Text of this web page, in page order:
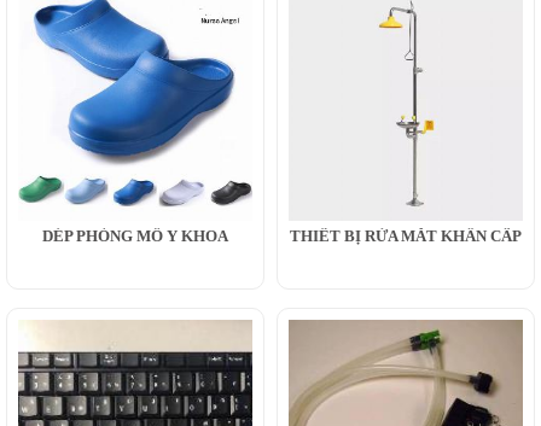
DÉP PHÒNG MỔ Y KHOA THIẾT BỊ RỬA MẮT KHẨN CẤP